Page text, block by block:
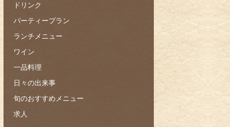
ドリンク
パーティープラン
ランチメニュー
ワイン
一品料理
日々の出来事
旬のおすすめメニュー
求人